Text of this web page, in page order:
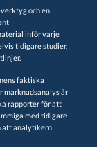
och en
inför varje
tidigare studier,
faktiska
marknadsanalys är
rapporter för att
med tidigare
att analytikern